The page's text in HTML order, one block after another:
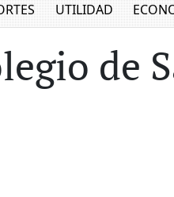
UTILIDAD
de